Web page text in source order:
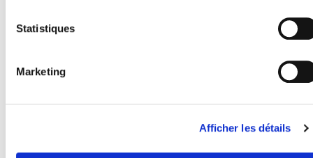
Statistiques
Marketing
Afficher les détails
www.ardennes.com